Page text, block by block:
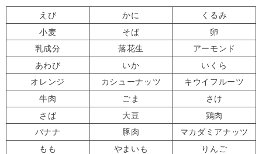
えび かに
くるみ
小麦
そば
卵
乳成分
落花生
アーモンド
あわび
いか
いくら
オレンジ
カシューナッツ
キウイフルーツ
牛肉
ごま
さけ
さば
大豆
鶏肉
バナナ
豚肉
マカダミアナッツ
もも
やまいも
りんご